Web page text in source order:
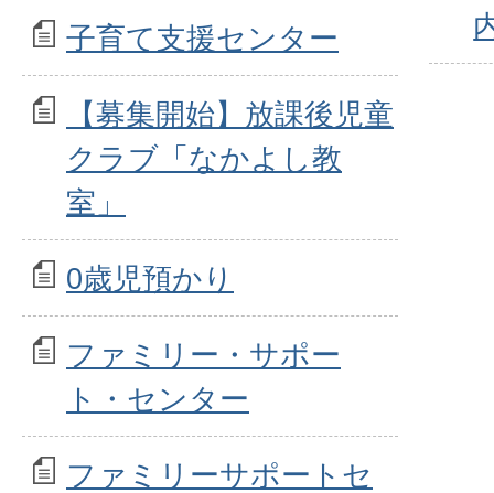
子育て支援センター
【募集開始】放課後児童
クラブ「なかよし教
室」
0歳児預かり
ファミリー・サポー
ト・センター
ファミリーサポートセ